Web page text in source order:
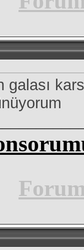
galası